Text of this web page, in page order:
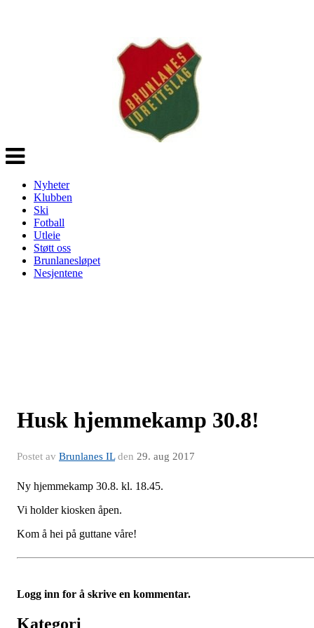
Veksle
navigasjon
Nyheter
Klubben
Ski
Fotball
Utleie
Støtt oss
Brunlanesløpet
Nesjentene
Husk hjemmekamp 30.8!
Postet av Brunlanes ILden 29. aug 2017
Ny hjemmekamp 30.8. kl. 18.45.
Vi holder kiosken åpen.
Kom å hei på guttane våre!
Logg inn for å skrive en kommentar.
Kategori